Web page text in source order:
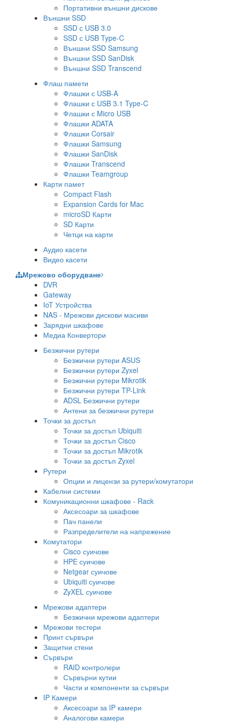
Портативни външни дискове
Външни SSD
SSD с USB 3.0
SSD с USB Type-C
Външни SSD Samsung
Външни SSD SanDisk
Външни SSD Transcend
Флаш памети
Флашки с USB-A
Флашки с USB 3.1 Type-C
Флашки с Micro USB
Флашки ADATA
Флашки Corsair
Флашки Samsung
Флашки SanDisk
Флашки Transcend
Флашки Teamgroup
Карти памет
Compact Flash
Expansion Cards for Mac
microSD Карти
SD Карти
Четци на карти
Аудио касети
Видео касети
Мрежово оборудване
DVR
Gateway
IoT Устройства
NAS - Мрежови дискови масиви
Зарядни шкафове
Медиа Конвертори
Безжични рутери
Безжични рутери ASUS
Безжични рутери Zyxel
Безжични рутери Mikrotik
Безжични рутери TP-Link
ADSL Безжични рутери
Антени за безжични рутери
Точки за достъп
Точки за достъп Ubiquiti
Точки за достъп Cisco
Точки за достъп Mikrotik
Точки за достъп Zyxel
Рутери
Опции и лицензи за рутери/комутатори
Кабелни системи
Комуникационни шкафове - Rack
Аксесоари за шкафове
Пач панели
Разпределители на напрежение
Комутатори
Cisco суичове
HPE суичове
Netgear суичове
Ubiquiti суичове
ZyXEL суичове
Мрежови адаптери
Безжични мрежови адаптери
Мрежови тестери
Принт сървъри
Защитни стени
Сървъри
RAID контролери
Сървърни кутии
Части и компоненти за сървъри
IP Камери
Аксесоари за IP камери
Аналогови камери